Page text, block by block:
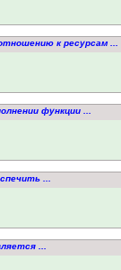
к ресурсам ...
функции ...
...
...